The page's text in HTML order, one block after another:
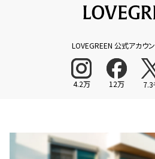
LOVEGREEN 公式アカウン
4.2万 12万 7.3